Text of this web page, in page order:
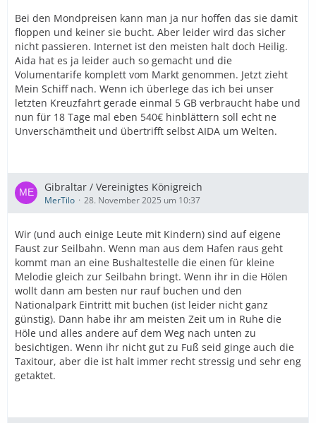
Bei den Mondpreisen kann man ja nur hoffen das sie damit
floppen und keiner sie bucht. Aber leider wird das sicher
nicht passieren. Internet ist den meisten halt doch Heilig.
Aida hat es ja leider auch so gemacht und die
Volumentarife komplett vom Markt genommen. Jetzt zieht
Mein Schiff nach. Wenn ich überlege das ich bei unser
letzten Kreuzfahrt gerade einmal 5 GB verbraucht habe und
nun für 18 Tage mal eben 540€ hinblättern soll echt ne
Unverschämtheit und übertrifft selbst AIDA um Welten.
Gibraltar / Vereinigtes Königreich
MerTilo 28. November 2025 um 10:37
Wir (und auch einige Leute mit Kindern) sind auf eigene
Faust zur Seilbahn. Wenn man aus dem Hafen raus geht
kommt man an eine Bushaltestelle die einen für kleine
Melodie gleich zur Seilbahn bringt. Wenn ihr in die Hölen
wollt dann am besten nur rauf buchen und den
Nationalpark Eintritt mit buchen (ist leider nicht ganz
günstig). Dann habe ihr am meisten Zeit um in Ruhe die
Höle und alles andere auf dem Weg nach unten zu
besichtigen. Wenn ihr nicht gut zu Fuß seid ginge auch die
Taxitour, aber die ist halt immer recht stressig und sehr eng
getaktet.